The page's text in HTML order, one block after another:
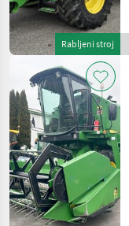
Rabljeni stroj